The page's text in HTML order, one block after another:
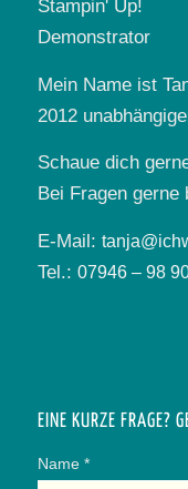
Mein Name ist
2012
Schaue dich
Bei Fragen gerne
E-Mail:
Tel.: 07946 – 98
EINE KURZE FRAGE?
Name *